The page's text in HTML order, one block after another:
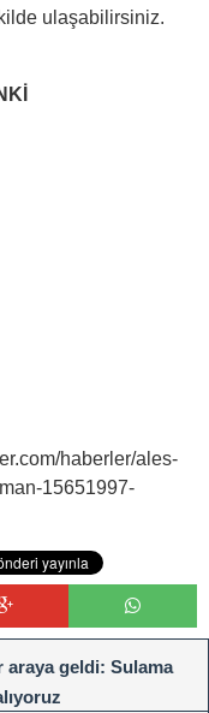
ulaşabilirsiniz.
haberler/ales-
15651997-
araya geldi: Sulama